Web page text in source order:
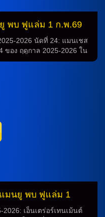
พบ ฟูแล่ม 1 ก.พ.69
2026 นัดที่ 24: แมนเชส
ของ ฤดูกาล 2025-2026 ใน
” หรือ แมนเชสเตอร์
แข้งแกร่ง และแม้ว่าจะเป็น
แนน แต่การทำนายผลของ
ฟอร์มที่ดีในช่วงเวลานี้
มัดระวัง ในขณะเดียวกัน ทีม
นปีนี้และพยายามที่จะทำให้
มนี้จึงเป็นสิ่งที่น่าสนใจอย่าง
ามของทั้งสองทีม การ
มนยู พบ ฟูแล่ม 1
เอ็นเตร่อร์เทนเม้นต์